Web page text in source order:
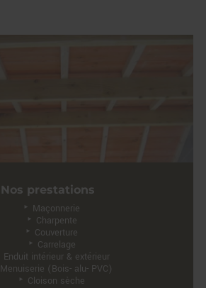
Nos prestations
Maçonnerie
Charpente
Couverture
Carrelage
Enduit intérieur & extérieur
Menuiserie (Bois- alu- PVC)
Cloison sèche